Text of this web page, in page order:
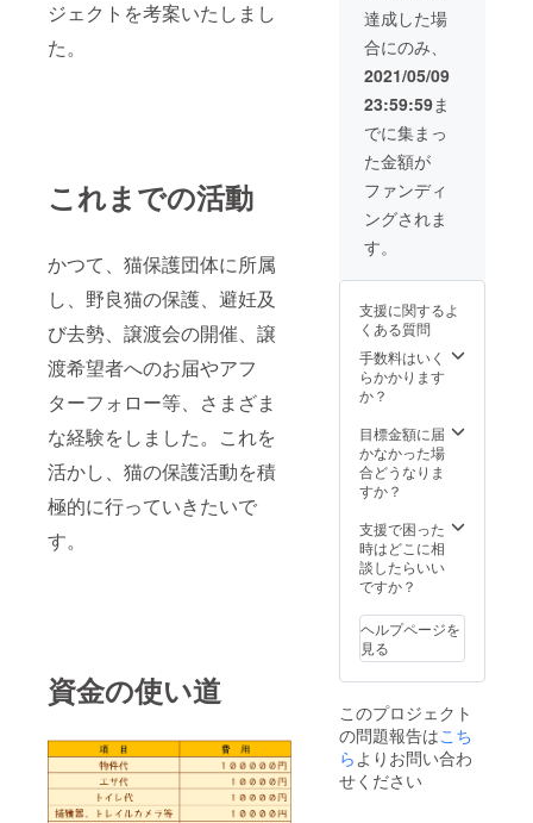
ジェクトを考案いたしまし
た。
これまでの活動
かつて、猫保護団体に所属
し、野良猫の保護、避妊及
び去勢、譲渡会の開催、譲
渡希望者へのお届やアフ
ターフォロー等、さまざま
な経験をしました。これを
活かし、猫の保護活動を積
極的に行っていきたいで
す。
資金の使い道
達成した場
合にのみ、
2021/05/09
23:59:59ま
でに集まっ
た金額が
ファンディ
ングされま
す。
支援に関するよ
くある質問
手数料はいく
らかかります
か？
目標金額に届
かなかった場
合どうなりま
すか？
支援で困った
時はどこに相
談したらいい
ですか？
ヘルプページを
見る
このプロジェクト
の問題報告はこち
ら よりお問い合わ
せください